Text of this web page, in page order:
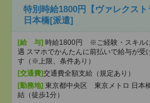
特別時給1800円【ヴァレクス
日本橋[派遣]
[給 与] 時給1800円 ※ご経験・スキル
遇 スマホでかんたんに前払いで給与が受
す（※上限、条件あり）
[交通費]交通費全額支給（規定あり）
[勤務地] 東京都中央区 東京メトロ 日本
結（徒歩1分）